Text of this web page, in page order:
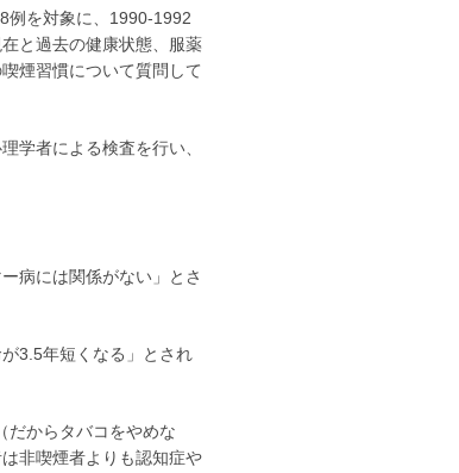
例を対象に、1990-1992
と過去の健康状態、服薬
煙習慣について質問して
学者による検査を行い、
病には関係がない」とさ
3.5年短くなる」とされ
からタバコをやめな
非喫煙者よりも認知症や